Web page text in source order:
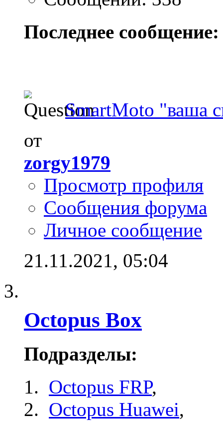
Последнее сообщение:
SmartMoto "ваша
от
zorgy1979
Просмотр профиля
Сообщения форума
Личное сообщение
21.11.2021, 05:04
Octopus Box
Подразделы:
Octopus FRP,
Octopus Huawei,